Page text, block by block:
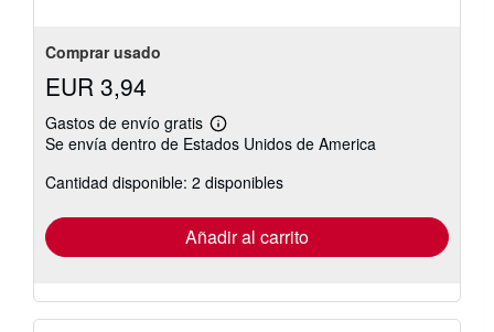
Comprar usado
EUR 3,94
Gastos de envío gratis
Más
información
las
tarifas
envío
Se envía dentro de Estados Unidos de America
Cantidad disponible: 2 disponibles
Añadir al carrito